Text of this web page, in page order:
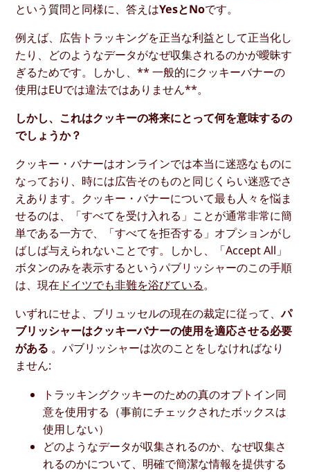
という質問と同様に、答えはYesとNoです。
例えば、広告トラッキングを正当な利益として正当化し
たり、どのようなデータがなぜ収集されるのかが曖昧す
ぎるためです。しかし、** 一般的にクッキーバナーの
使用はEUでは違法ではありません**。
しかし、これはクッキーの将来にとって何を意味するの
でしょうか？
クッキー・バナーはオンラインでは本当に迷惑なものに
なっており、時には広告そのものと同じくらい迷惑でさ
えあります。クッキー・バナーについて最も人々を悩ま
せるのは、「すべてを受け入れる」ことが通常非常に簡
単である一方で、「すべてを拒否する」オプションがし
ばしば与えられないことです。しかし、「Accept All」
ボタンのみを表示するというパブリッシャーのこの手順
は、現在 ドイツでも非難を浴びている。
いずれにせよ、ブリュッセルの現在の裁定に従って、パ
ブリッシャーはクッキーバナーの使用を適応させる必要
がある 。パブリッシャーは次のことをしなければなり
ません:
トラッキングクッキーのための真のオプトイン同
意を使用する（事前にチェックされたボックスは
使用しない）
どのようなデータが収集されるのか、なぜ収集さ
れるのかについて、明確で簡潔な情報を提供する